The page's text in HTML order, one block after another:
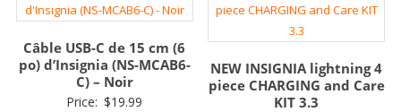
Câble USB-C de 15 cm (6
po) d’Insignia (NS-MCAB6-
C) – Noir
Price: $19.99
NEW INSIGNIA lightning 4
piece CHARGING and Care
KIT 3.3